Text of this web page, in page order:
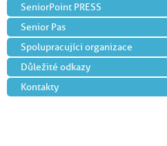
SeniorPoint PRESS
Senior Pas
Spolupracujíci organizace
Důležité odkazy
Kontakty